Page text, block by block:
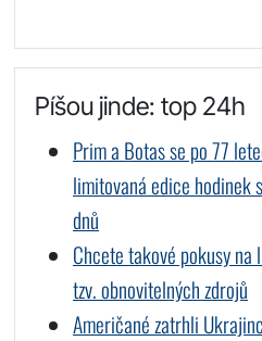
Píšou jinde: top 24h
Prim a Botas se po 77
limitovaná edice hodinek
dnů
Chcete takové pokusy
tzv. obnovitelných zdrojů
Američané zatrhli